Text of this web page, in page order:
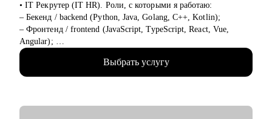
• IT Рекрутер (IT HR). Роли, с которыми я работаю:
– Бекенд / backend (Python, Java, Golang, C++, Kotlin);
– Фронтенд / frontend (JavaScript, TypeScript, React, Vue,
Angular);
– Фуллстек / fullstack (React, Node.js, Python, PostgreSQL,
– Мобильная разработка (iOS и Android: Swift, Kotlin, Java);
Выбрать услугу